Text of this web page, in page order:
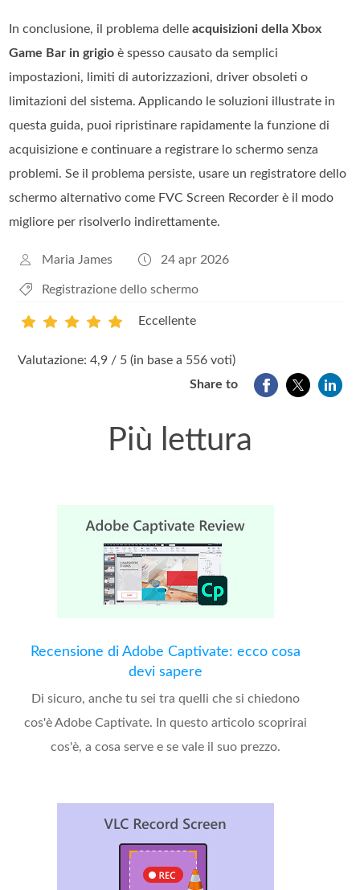
In conclusione, il problema delleacquisizioni della Xbox
Game Bar in grigio è spesso causato da semplici
impostazioni, limiti di autorizzazioni, driver obsoleti o
limitazioni del sistema. Applicando le soluzioni illustrate in
questa guida, puoi ripristinare rapidamente la funzione di
acquisizione e continuare a registrare lo schermo senza
problemi. Se il problema persiste, usare un registratore dello
schermo alternativo come FVC Screen Recorder è il modo
migliore per risolverlo indirettamente.
Maria James 24 apr 2026
Registrazione dello schermo
Eccellente
Valutazione: 4,9 / 5 (in base a 556 voti)
Share to
Più lettura
Recensione di Adobe Captivate: ecco cosa
devi sapere
Di sicuro, anche tu sei tra quelli che si chiedono
cos'è Adobe Captivate. In questo articolo scoprirai
cos'è, a cosa serve e se vale il suo prezzo.